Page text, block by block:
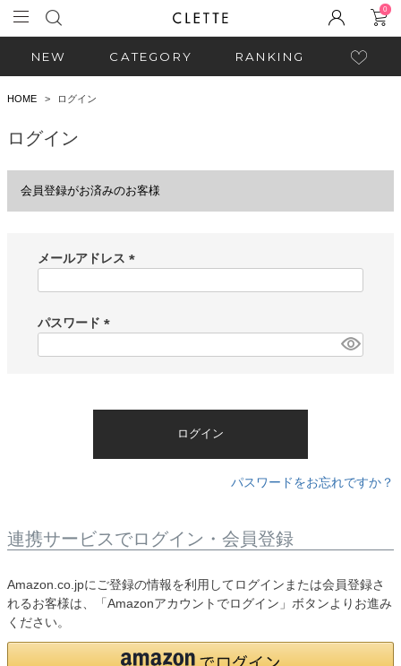
0
NEW CATEGORY RANKING
HOME ログイン
ログイン
会員登録がお済みのお客様
メールアドレス
)
パスワード
ログイン
パスワードをお忘れですか？
連携サービスでログイン・会員登録
Amazon.co.jpにご登録の情報を利用してログインまたは会員登録さ
れるお客様は、「Amazonアカウントでログイン」ボタンよりお進み
ください。